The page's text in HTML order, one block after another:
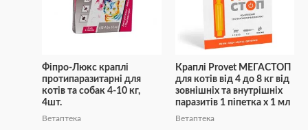
Фіпро-Люкс краплі
протипаразитарні для
котів та собак 4-10 кг,
4шт.
Ветаптека
Краплі Provet МЕГАСТОП
для котів від 4 до 8 кг від
зовнішніх та внутрішніх
паразитів 1 піпетка х 1 мл
Ветаптека